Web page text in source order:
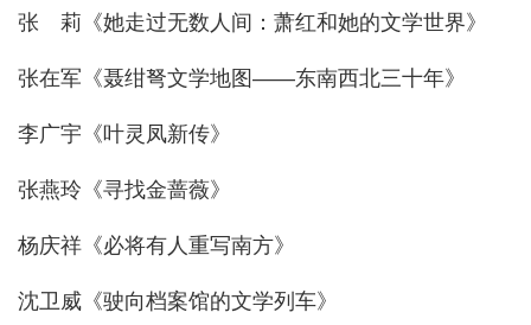
张 莉《她走过无数人间：萧红和她的文学世界》
张在军《聂绀弩文学地图——东南西北三十年》
李广宇《叶灵凤新传》
张燕玲《寻找金蔷薇》
杨庆祥《必将有人重写南方》
沈卫威《驶向档案馆的文学列车》